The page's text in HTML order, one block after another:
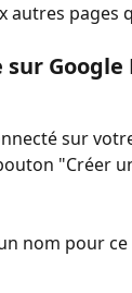
autres pages
sur Google
sur
"Créer
nom pour